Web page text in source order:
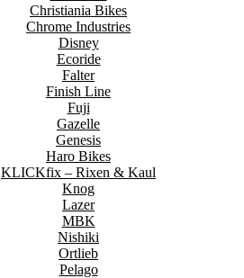
Christiania Bikes
Chrome Industries
Disney
Ecoride
Falter
Finish Line
Fuji
Gazelle
Genesis
Haro Bikes
KLICKfix – Rixen & Kaul
Knog
Lazer
MBK
Nishiki
Ortlieb
Pelago